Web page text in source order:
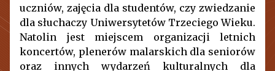
uczniów, zajęcia dla studentów, czy zwiedzanie
dla słuchaczy Uniwersytetów Trzeciego Wieku.
Natolin jest miejscem organizacji letnich
koncertów, plenerów malarskich dla seniorów
oraz innych wydarzeń kulturalnych dla